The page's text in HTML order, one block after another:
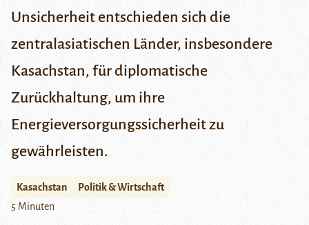
Unsicherheit entschieden sich die
zentralasiatischen Länder, insbesondere
Kasachstan, für diplomatische
Zurückhaltung, um ihre
Energieversorgungssicherheit zu
gewährleisten.
Kasachstan
Politik & Wirtschaft
5 Minuten